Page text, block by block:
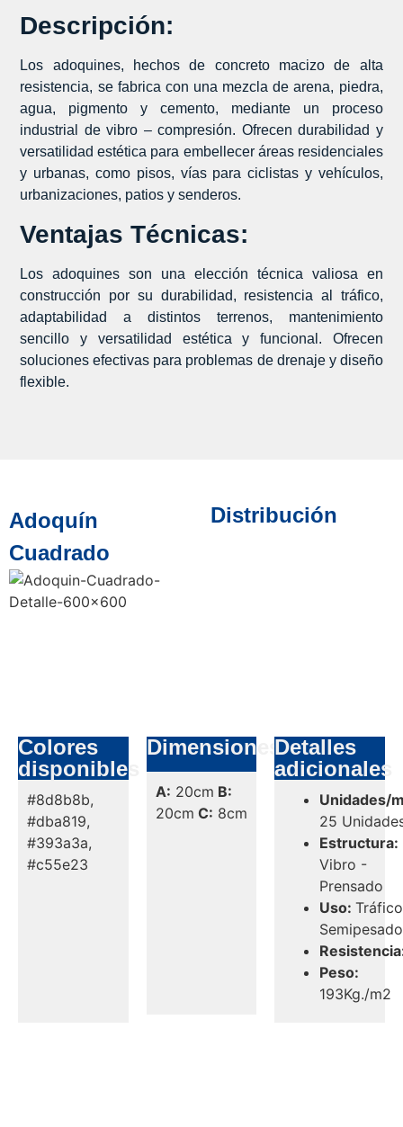
Descripción:
Los adoquines, hechos de concreto macizo de alta
resistencia, se fabrica con una mezcla de arena, piedra,
agua, pigmento y cemento, mediante un proceso
industrial de vibro – compresión. Ofrecen durabilidad y
versatilidad estética para embellecer áreas residenciales
y urbanas, como pisos, vías para ciclistas y vehículos,
urbanizaciones, patios y senderos.
Ventajas Técnicas:
Los adoquines son una elección técnica valiosa en
construcción por su durabilidad, resistencia al tráfico,
adaptabilidad a distintos terrenos, mantenimiento
sencillo y versatilidad estética y funcional. Ofrecen
soluciones efectivas para problemas de drenaje y diseño
flexible.
Adoquín
Cuadrado
Distribución
Colores
disponibles
#8d8b8b,
#dba819,
#393a3a,
#c55e23
Dimensiones
A: 20cm B:
20cm C: 8cm
Detalles
adicionales
Unidades/
25
Estructura:
Vibro -
Prensado
Uso:Tráfico
Semipesado
Peso:
193Kg./m2